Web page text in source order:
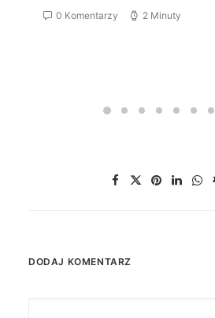
0 Komentarzy 2 Minuty
DODAJ KOMENTARZ